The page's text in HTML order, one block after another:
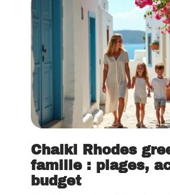
Chalki Rhodes
famille : plages,
budget